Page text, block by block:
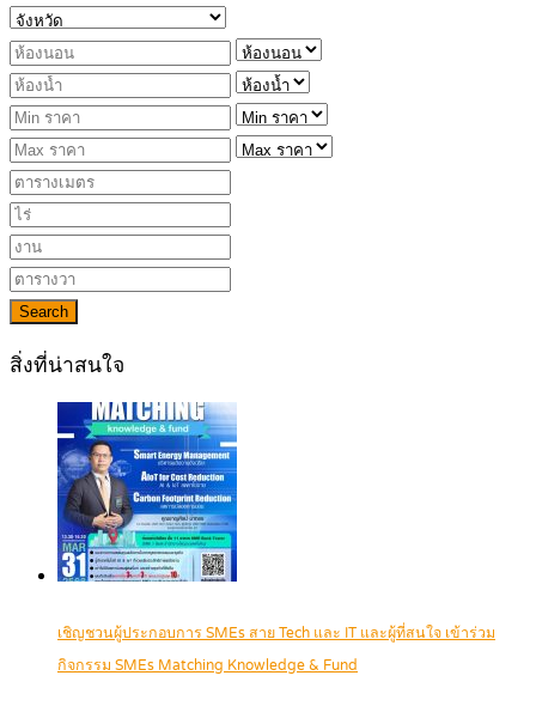
Search
สิ่งที่น่าสนใจ
เชิญชวนผู้ประกอบการ SMEs สาย Tech และ IT และผู้ที่สนใจ เข้าร่วม
กิจกรรม SMEs Matching Knowledge & Fund